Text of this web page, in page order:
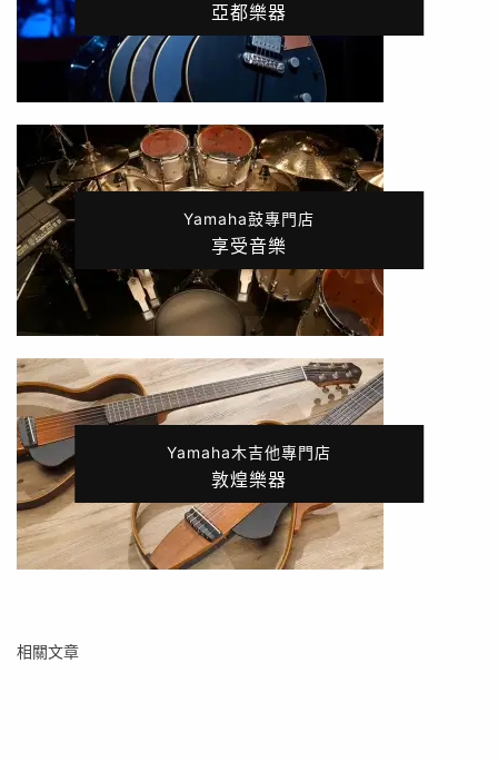
亞都樂器
Yamaha鼓專門店
享受音樂
Yamaha木吉他專門店
敦煌樂器
相關文章